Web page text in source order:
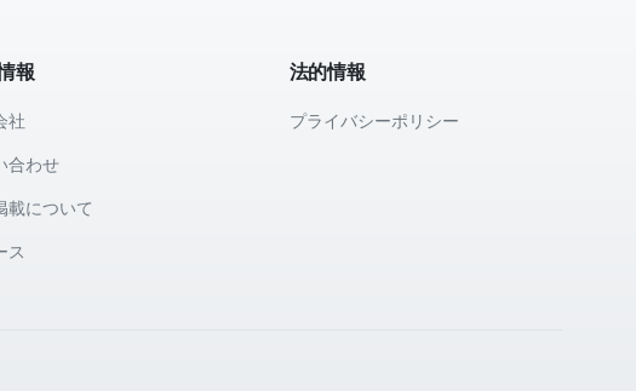
報
社
合わせ
載について
ス
法的情報
プライバシーポリシー